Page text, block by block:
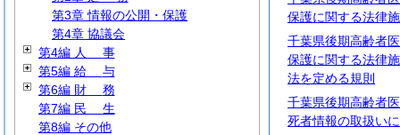
保護に関する法律
千葉県後期高齢者
保護に関する法律
法を定める規則
千葉県後期高齢者
死者情報の取扱い
第3章 情報の公開・保護
第4章 協議会
第4編 人 事
第5編 給 与
第6編 財 務
第7編 民 生
第8編 その他